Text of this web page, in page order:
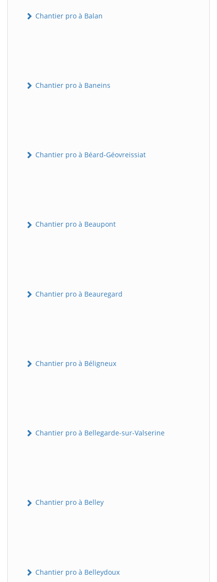
Chantier pro à Balan
Chantier pro à Baneins
Chantier pro à Béard-Géovreissiat
Chantier pro à Beaupont
Chantier pro à Beauregard
Chantier pro à Béligneux
Chantier pro à Bellegarde-sur-Valserine
Chantier pro à Belley
Chantier pro à Belleydoux